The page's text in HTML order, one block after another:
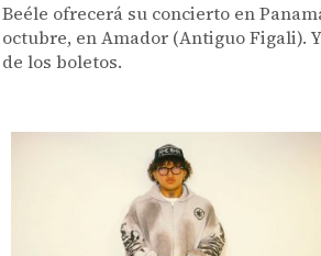
Beéle ofrecerá su concierto en
octubre, en Amador (Antiguo Figali).
de los boletos.